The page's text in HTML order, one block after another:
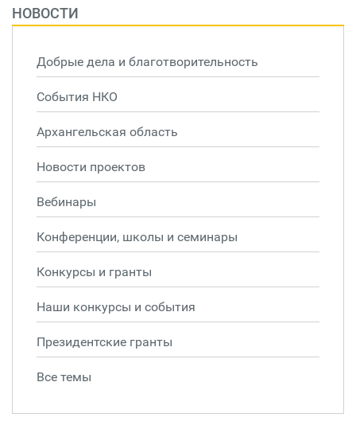
НОВОСТИ
Добрые дела и благотворительность
События НКО
Архангельская область
Новости проектов
Вебинары
Конференции, школы и семинары
Конкурсы и гранты
Наши конкурсы и события
Президентские гранты
Все темы